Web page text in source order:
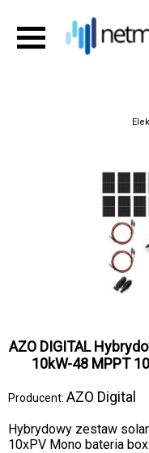
AZO DIGITAL
10kW-48 MPPT
Producent: AZO Digital
Hybrydowy zestaw
10xPV Mono bateria